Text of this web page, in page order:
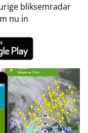
bliksemradar
nu in